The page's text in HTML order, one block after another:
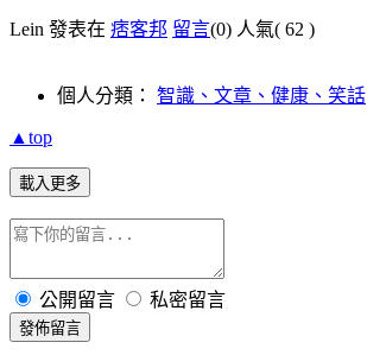
Lein 發表在 痞客邦 留言(0) 人氣( 62 )
個人分類： 智識、文章、健康、笑話
▲top
載入更多
公開留言 私密留言
發佈留言